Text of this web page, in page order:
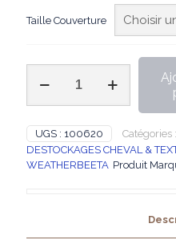
Taille Couverture
Chemise
anti-
eczéma
UGS : 100620 Catégories :
DESTOCKAGES CHEVAL &
WEATHERBEETA Produit